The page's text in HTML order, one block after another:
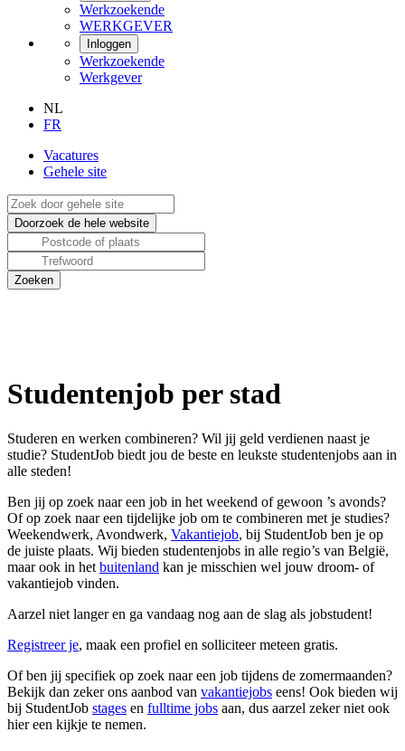
Werkzoekende
WERKGEVER
Inloggen
Werkzoekende
Werkgever
NL
FR
Vacatures
Gehele site
Studentenjob per stad
Studeren en werken combineren? Wil jij geld verdienen naast je
studie? StudentJob biedt jou de beste en leukste studentenjobs aan in
alle steden!
Ben jij op zoek naar een job in het weekend of gewoon ’s avonds?
Of op zoek naar een tijdelijke job om te combineren met je studies?
Weekendwerk, Avondwerk, Vakantiejob, bij StudentJob ben je op
de juiste plaats. Wij bieden studentenjobs in alle regio’s van België,
maar ook in het buitenland kan je misschien wel jouw droom- of
vakantiejob vinden.
Aarzel niet langer en ga vandaag nog aan de slag als jobstudent!
Registreer je, maak een profiel en solliciteer meteen gratis.
Of ben jij specifiek op zoek naar een job tijdens de zomermaanden?
Bekijk dan zeker ons aanbod van vakantiejobs eens! Ook bieden wij
bij StudentJob stages en fulltime jobs aan, dus aarzel zeker niet ook
hier een kijkje te nemen.